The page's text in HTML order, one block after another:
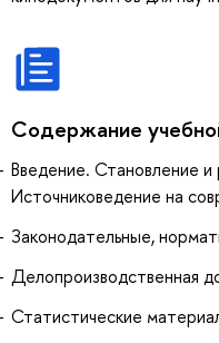
Содержание
Введение. Становление и
Источниковедение на
Законодательные,
Делопроизводственная
Статистические